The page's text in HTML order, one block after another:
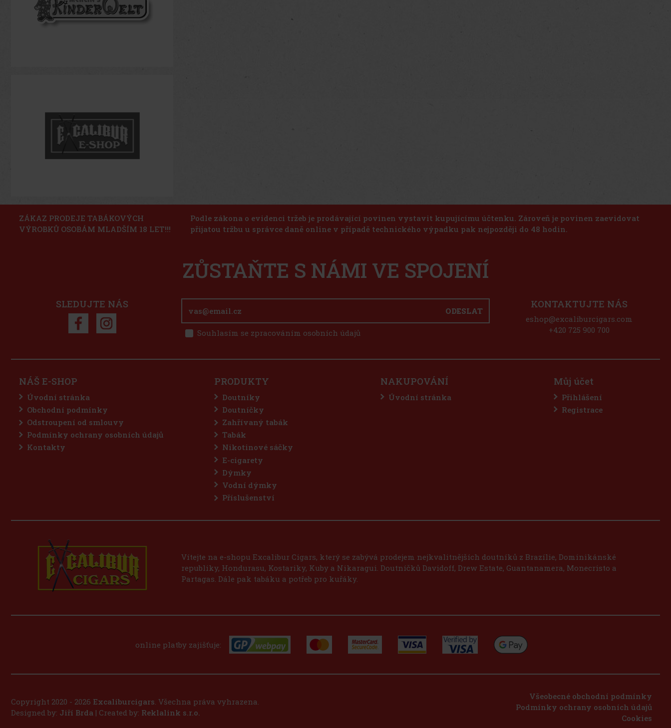
ZÁKAZ PRODEJE TABÁKOVÝCH
VÝROBKŮ OSOBÁM MLADŠÍM 18 LET!!!
Podle zákona o evidenci tržeb je prodávající povinen vystavit kupujícímu účtenku. Zároveň je povinen zaevidovat
přijatou tržbu u správce daně online v případě technického výpadku pak nejpozději do 48 hodin.
ZŮSTAŇTE S NÁMI VE SPOJENÍ
SLEDUJTE NÁS
ODESLAT
Souhlasím se zpracováním osobních údajů
KONTAKTUJTE NÁS
eshop@excaliburcigars.com
+420 725 900 700
NÁŠ E-SHOP
Úvodní stránka
Obchodní podmínky
Odstroupení od smlouvy
Podmínky ochrany osobních údajů
Kontakty
PRODUKTY
Doutníky
Doutníčky
Zahřívaný tabák
Tabák
Nikotinové sáčky
E-cigarety
Dýmky
Vodní dýmky
Příslušenství
NAKUPOVÁNÍ
Úvodní stránka
Můj účet
Přihlášení
Registrace
Vítejte na e-shopu Excalibur Cigars, který se zabývá prodejem nejkvalitnějších doutníků z Brazílie, Dominikánské
republiky, Hondurasu, Kostariky, Kuby a Nikaragui. Doutníčků Davidoff, Drew Estate, Guantanamera, Monecristo a
Partagas. Dále pak tabáku a potřeb pro kuřáky.
online platby zajišťuje:
Copyright 2020 - 2026 Excaliburcigars . Všechna práva vyhrazena.
Designed by: Jiří Brda | Created by: Reklalink s.r.o.
Všeobecné obchodní podmínky
Podmínky ochrany osobních údajů
Cookies